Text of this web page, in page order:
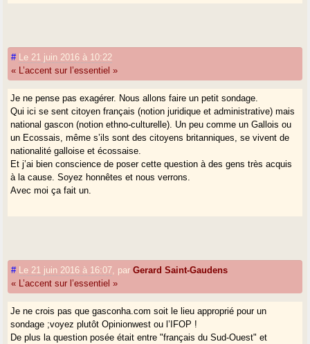
#
Le 21 juin 2016 à 10:22
« L’accent sur l’essentiel »
Je ne pense pas exagérer. Nous allons faire un petit sondage.
Qui ici se sent citoyen français (notion juridique et administrative) mais
national gascon (notion ethno-culturelle). Un peu comme un Gallois ou
un Ecossais, même s’ils sont des citoyens britanniques, se vivent de
nationalité galloise et écossaise.
Et j’ai bien conscience de poser cette question à des gens très acquis
à la cause. Soyez honnêtes et nous verrons.
Avec moi ça fait un.
# Le 21 juin 2016 à 16:07 parGerard Saint-Gaudens
« L’accent sur l’essentiel »
Je ne crois pas que gasconha.com soit le lieu approprié pour un
sondage ;voyez plutôt Opinionwest ou l’IFOP !
De plus la question posée était entre "français du Sud-Ouest" et